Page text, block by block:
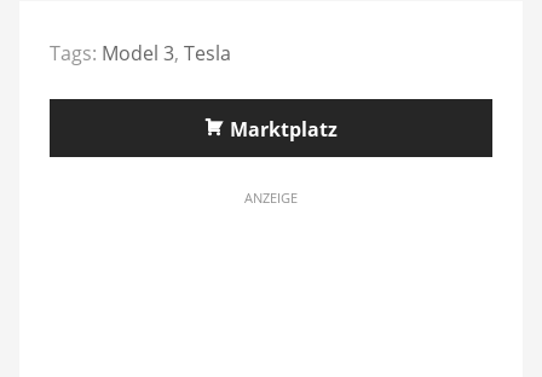
Tags: Model 3, Tesla
Marktplatz
ANZEIGE